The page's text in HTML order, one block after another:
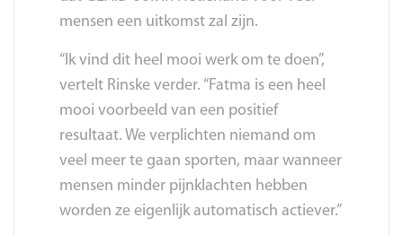
mensen een uitkomst zal zijn.
“Ik vind dit heel mooi werk om te doen”,
vertelt Rinske verder. “Fatma is een heel
mooi voorbeeld van een positief
resultaat. We verplichten niemand om
veel meer te gaan sporten, maar wanneer
mensen minder pijnklachten hebben
worden ze eigenlijk automatisch actiever.”